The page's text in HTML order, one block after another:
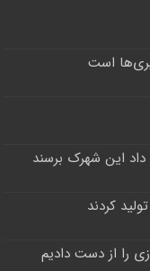
است
این شهرک برسند
کردند
را از دست دادیم